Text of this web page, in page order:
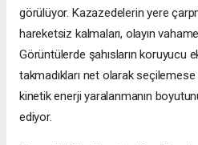
görülüyor. Kazazedelerin yere
hareketsiz kalmaları, olayın
Görüntülerde şahısların koruyucu
takmadıkları net olarak seçilemese
kinetik enerji yaralanmanın
ediyor.